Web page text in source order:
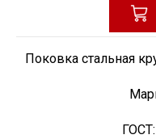
Поковка стальная
ГОСТ: